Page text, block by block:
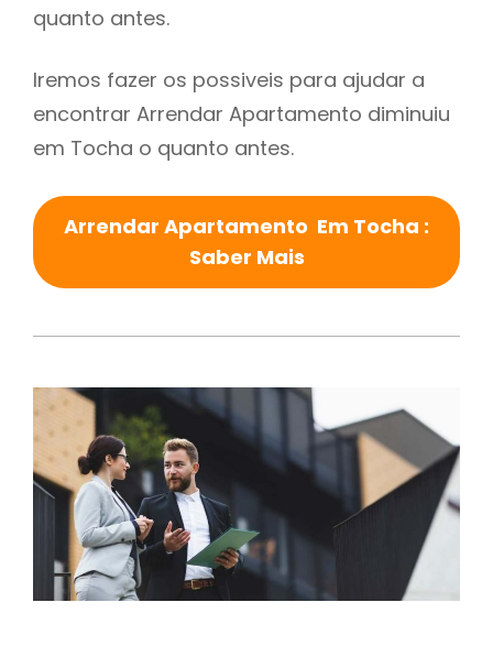
quanto antes.
Iremos fazer os possiveis para ajudar a
encontrar Arrendar Apartamento diminuiu
em Tocha o quanto antes.
Arrendar Apartamento Em Tocha :
Saber Mais